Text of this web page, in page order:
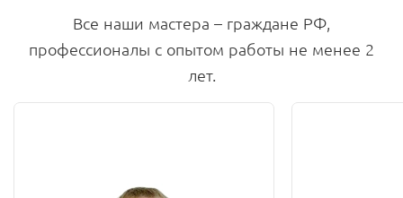
Все наши мастера – граждане РФ,
профессионалы с опытом работы не менее 2
лет.